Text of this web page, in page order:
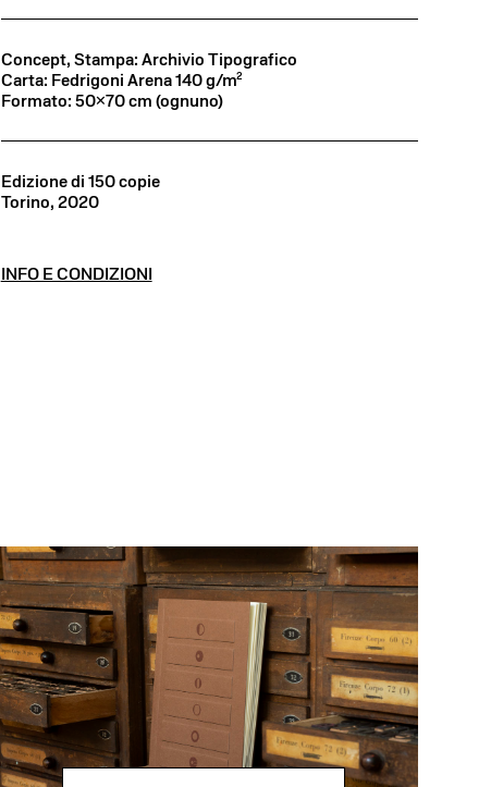
Concept, Stampa: Archivio Tipografico
Carta: Fedrigoni Arena 140 g/m²
Formato: 50×70 cm (ognuno)
Edizione di 150 copie
Torino, 2020
INFO E CONDIZIONI